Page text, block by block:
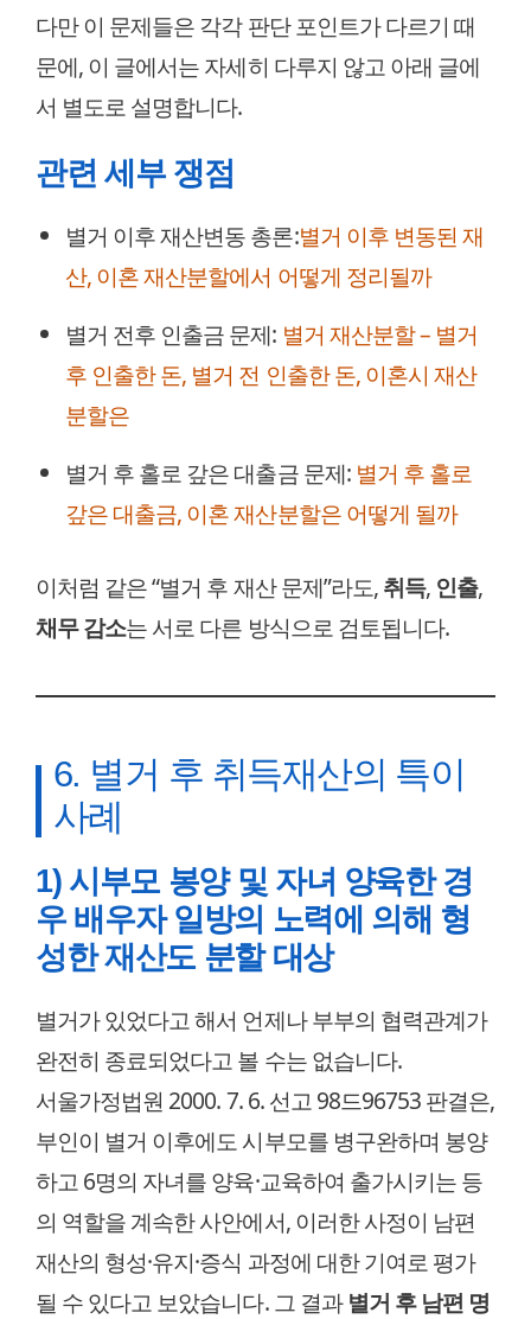
다만 이 문제들은 각각 판단 포인트가 다르기 때
문에, 이 글에서는 자세히 다루지 않고 아래 글에
서 별도로 설명합니다.
관련 세부 쟁점
별거 이후 재산변동 총론:별거 이후 변동된 재
산, 이혼 재산분할에서 어떻게 정리될까
별거 전후 인출금 문제: 별거 재산분할 – 별거
후 인출한 돈, 별거 전 인출한 돈, 이혼시 재산
분할은
별거 후 홀로 갚은 대출금 문제: 별거 후 홀로
갚은 대출금, 이혼 재산분할은 어떻게 될까
이처럼 같은 “별거 후 재산 문제”라도,취득, 인출,
채무 감소는 서로 다른 방식으로 검토됩니다.
6. 별거 후 취득재산의 특이
사례
1) 시부모 봉양 및 자녀 양육한 경
우 배우자 일방의 노력에 의해 형
성한 재산도 분할 대상
별거가 있었다고 해서 언제나 부부의 협력관계가
완전히 종료되었다고 볼 수는 없습니다.
서울가정법원 2000. 7. 6. 선고 98드96753 판결은,
부인이 별거 이후에도 시부모를 병구완하며 봉양
하고 6명의 자녀를 양육·교육하여 출가시키는 등
의 역할을 계속한 사안에서, 이러한 사정이 남편
재산의 형성·유지·증식 과정에 대한 기여로 평가
될 수 있다고 보았습니다. 그 결과별거 후 남편 명